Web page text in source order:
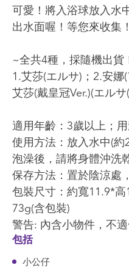
可愛！將入浴球放入水
出水面喔！等您來收集
~全共4種，採隨機出貨
1.艾莎(エルサ)；2.安娜
艾莎(戴皇冠Ver.)(エルサ
適用年齡：3歲以上；用
使用方法：放入水中(
泡澡後，請將身體沖洗
保存方法：置於陰涼處
包裝尺寸：約寬11.9*
73g(含包裝)
警告: 內含小物件，不適
包括
小公仔